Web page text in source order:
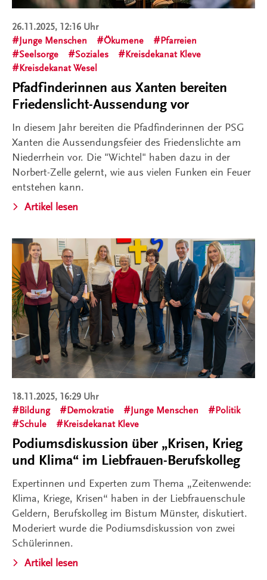
26.11.2025, 12:16 Uhr
Junge Menschen
Ökumene
Pfarreien
Seelsorge
Soziales
Kreisdekanat Kleve
Kreisdekanat Wesel
Pfadfinderinnen aus Xanten bereiten
Friedenslicht-Aussendung vor
In diesem Jahr bereiten die Pfadfinderinnen der PSG
Xanten die Aussendungsfeier des Friedenslichte am
Niederrhein vor. Die "Wichtel" haben dazu in der
Norbert-Zelle gelernt, wie aus vielen Funken ein Feuer
entstehen kann.
Artikel lesen
18.11.2025, 16:29 Uhr
Bildung
Demokratie Junge Menschen
Politik
Schule
Kreisdekanat Kleve
Podiumsdiskussion über „Krisen, Krieg
und Klima“ im Liebfrauen-Berufskolleg
Expertinnen und Experten zum Thema „Zeitenwende:
Klima, Kriege, Krisen“ haben in der Liebfrauenschule
Geldern, Berufskolleg im Bistum Münster, diskutiert.
Moderiert wurde die Podiumsdiskussion von zwei
Schülerinnen.
Artikel lesen